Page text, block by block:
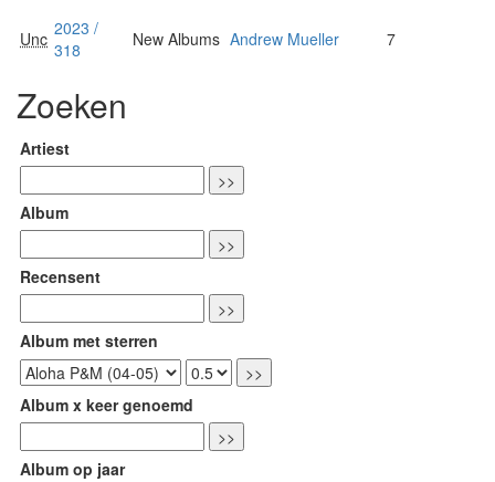
Unc 2023 /
318
New Albums Andrew Mueller 7
Zoeken
Artiest
Album
Recensent
Album met sterren
Album x keer genoemd
Album op jaar